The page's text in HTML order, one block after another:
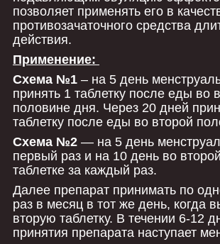
позволяет применять его в
противозачаточного средства
действия.
Применение:
Схема №1 – на 5 день
принять 1 таблетку после еды во
половине дня. Через 20 дней
таблетку после еды во второй
Схема №2 ― на 5 день
первый раз и на 10 день во
таблетке за каждый раз.
Далее препарат принимать по
раз в месяц в тот же день, когда
вторую таблетку. В течении 6-12
принятия препарата наступает